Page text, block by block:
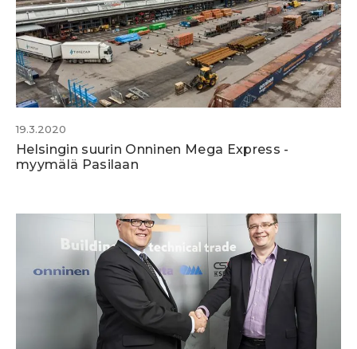
19.3.2020
Helsingin suurin Onninen Mega Express -
myymälä Pasilaan